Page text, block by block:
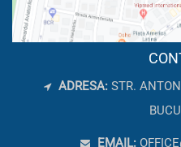
ADRESA: STR.
EMAIL: